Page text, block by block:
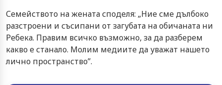
Семейството на жената споделя: „Ние сме дълбоко
разстроени и съсипани от загубата на обичаната ни
Ребека. Правим всичко възможно, за да разберем
какво е станало. Молим медиите да уважат нашето
лично пространство”.